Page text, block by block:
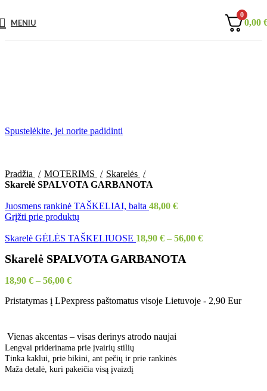
MENIU
0
0,00
Spustelėkite, jei norite padidinti
Pradžia MOTERIMS
Skarelės
Skarelė SPALVOTA GARBANOTA
Juosmens rankinė TAŠKELIAI, balta 48,00 €
Grįžti prie produktų
Skarelė GĖLĖS TAŠKELIUOSE 18,90 € – 56,00 €
Skarelė SPALVOTA GARBANOTA
18,90 € – 56,00 €
Pristatymas į LPexpress paštomatus visoje Lietuvoje - 2,90 Eur
Vienas akcentas – visas derinys atrodo naujai
Lengvai priderinama prie įvairių stilių
Tinka kaklui, prie bikini, ant pečių ir prie rankinės
Maža detalė, kuri pakeičia visą įvaizdį